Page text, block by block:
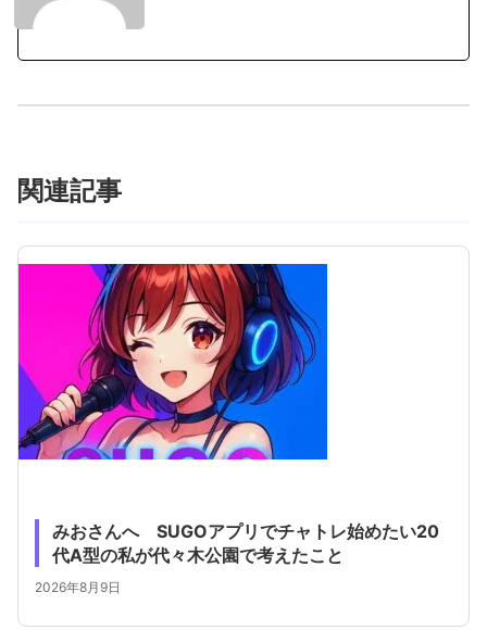
関連記事
みおさんへ SUGOアプリでチャトレ始めたい20
代A型の私が代々木公園で考えたこと
2026年8月9日